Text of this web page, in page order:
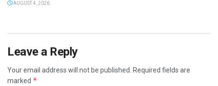
AUGUST 4, 2026
Leave a Reply
Your email address will not be published.
Required fields are
marked *